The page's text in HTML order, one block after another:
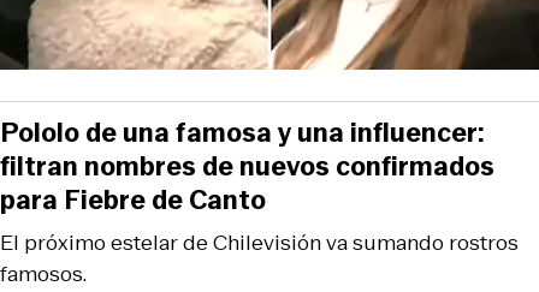
El próximo estelar de Chilevisión va sumando rostros
famosos.
Pololo de una famosa y una influencer:
filtran nombres de nuevos confirmados
para Fiebre de Canto